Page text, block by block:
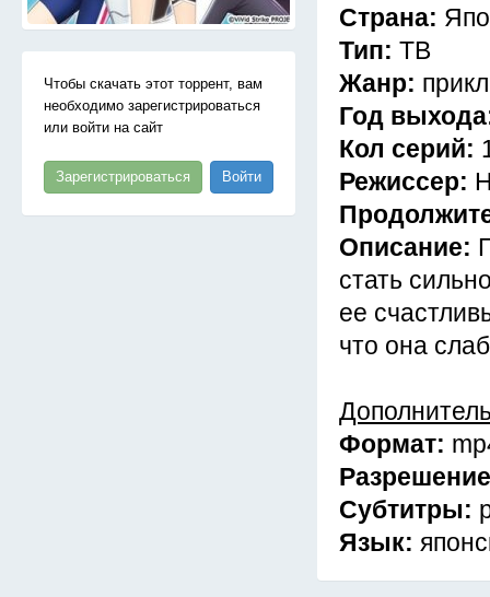
Чтобы скачать этот торрент, вам
необходимо зарегистрироваться
или войти на сайт
Зарегистрироваться Войти
Страна:
Тип: ТВ
Жанр:
Год
Кол серий:
Режиссер:
Описание:
стать
ее
что она
Формат:
Субтитры:
Язык: